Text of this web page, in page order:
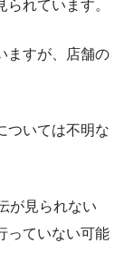
れています。
ますが、店舗の
ついては不明な
が見られない
っていない可能